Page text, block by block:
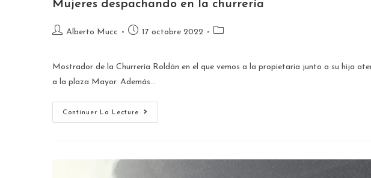
Mujeres despachando en la churrería
Alberto Mucc 17 octobre 2022
Mostrador de la Churrería Roldán en el que vemos a la propietaria junto a su hija
a la plaza Mayor. Además…
Continuer La Lecture